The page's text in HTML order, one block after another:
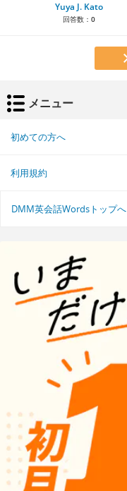
Yuya J. Kato
回答数： 0
メニュー
初めての方へ
利用規約
DMM英会話Wordsトップへ